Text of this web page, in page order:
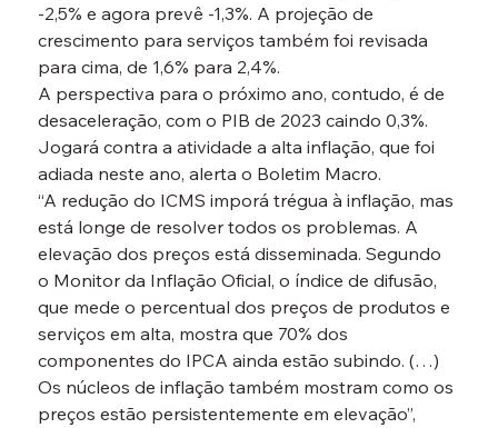
-2,5% e agora prevê -1,3%. A projeção de
crescimento para serviços também foi revisada
para cima, de 1,6% para 2,4%.
A perspectiva para o próximo ano, contudo, é de
desaceleração, com o PIB de 2023 caindo 0,3%.
Jogará contra a atividade a alta inflação, que foi
adiada neste ano, alerta o Boletim Macro.
“A redução do ICMS imporá trégua à inflação, mas
está longe de resolver todos os problemas. A
elevação dos preços está disseminada. Segundo
o Monitor da Inflação Oficial, o índice de difusão,
que mede o percentual dos preços de produtos e
serviços em alta, mostra que 70% dos
componentes do IPCA ainda estão subindo. (…)
Os núcleos de inflação também mostram como os
preços estão persistentemente em elevação”,